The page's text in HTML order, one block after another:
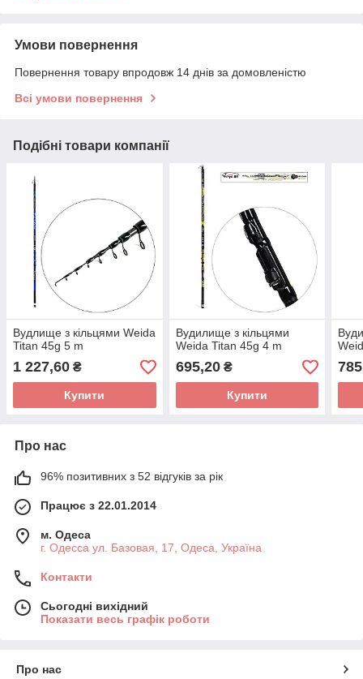
Умови повернення
Повернення товару впродовж 14 днів за домовленістю
Всі умови повернення
Подібні товари компанії
Вудлище з кільцями Weida
Titan 45g 5 m
1 227,60 ₴
Купити
Вудилище з кільцями
Weida Titan 45g 4 m
695,20₴
Купити
Про нас
96% позитивних з 52 відгуків за рік
Працює з 22.01.2014
м. Одеса
г. Одесса ул. Базовая, 17, Одеса, Україна
Контакти
Сьогодні вихідний
Показати весь графік роботи
Про нас